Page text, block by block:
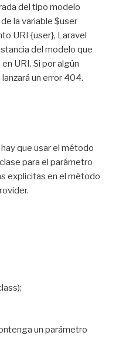
del tipo modelo
la variable $user
URI {user}, Laravel
del modelo que
URI. Si por algún
un error 404.
que usar el método
para el parámetro
explicitas en el método
un parámetro